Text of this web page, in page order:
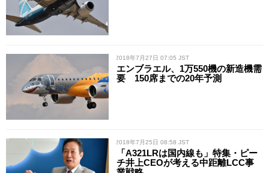
/ 2018年7月27日 07:05 JST
エンブラエル、1万550機の新造機需
要 150席までの20年予測
/ 2018年7月25日 08:58 JST
「A321LRは国内線も」特集・ピー
チ井上CEOが考える中距離LCC事